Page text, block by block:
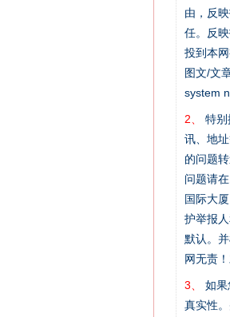
由，反
任。反
投到本
图文/文
system
2、
特别
讯、地
的问题
问题请
国际大
护举报
默认。
网无责
3、
如果
真实性